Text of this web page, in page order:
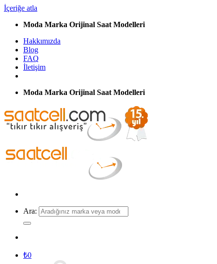
İçeriğe atla
Moda Marka Orijinal Saat Modelleri
Hakkımızda
Blog
FAQ
İletişim
Moda Marka Orijinal Saat Modelleri
Ara:
₺0